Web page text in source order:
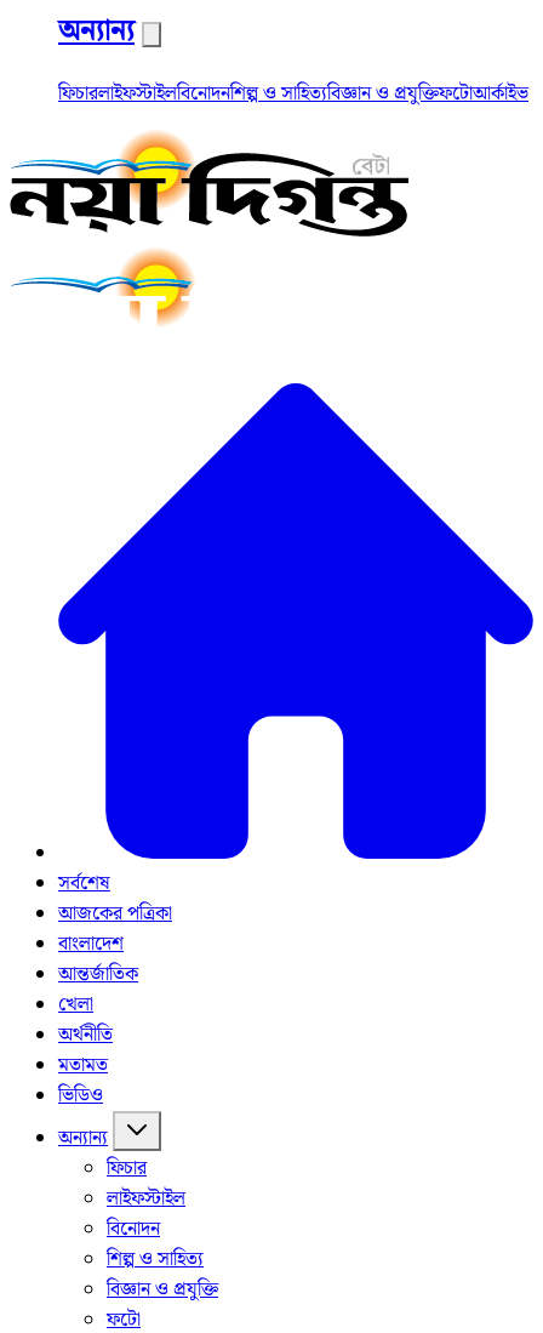
অন্যান্য
ফিচারলাইফস্টাইলবিনোদনশিল্প ও সাহিত্যবিজ্ঞান ও প্রযুক্তিফটোআর্কাইভ
সর্বশেষ
আজকের পত্রিকা
বাংলাদেশ
আন্তর্জাতিক
খেলা
অর্থনীতি
মতামত
ভিডিও
অন্যান্য
ফিচার
লাইফস্টাইল
বিনোদন
শিল্প ও সাহিত্য
বিজ্ঞান ও প্রযুক্তি
ফটো